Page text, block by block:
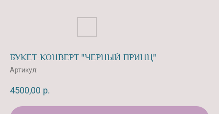
БУКЕТ-КОНВЕРТ "ЧЕРНЫЙ ПРИНЦ"
Артикул:
4500,00 р.